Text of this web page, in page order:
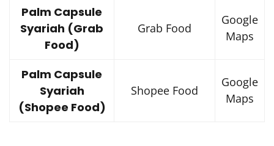
Palm Capsule
Syariah (Grab
Food)
Grab Food
Google
Maps
Palm Capsule
Syariah
(Shopee Food)
Shopee Food
Google
Maps